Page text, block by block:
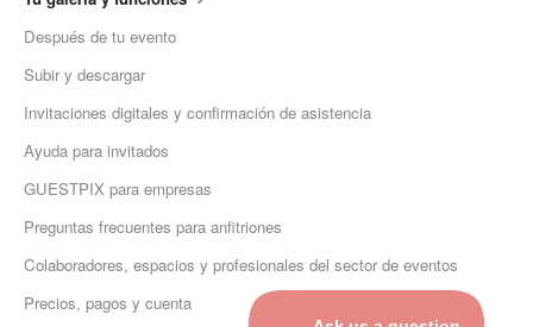
Después de tu evento
Subir y descargar
Invitaciones digitales y confirmación de asistencia
Ayuda para invitados
GUESTPIX para empresas
Preguntas frecuentes para anfitriones
Colaboradores, espacios y profesionales del sector de eventos
Precios, pagos y cuenta